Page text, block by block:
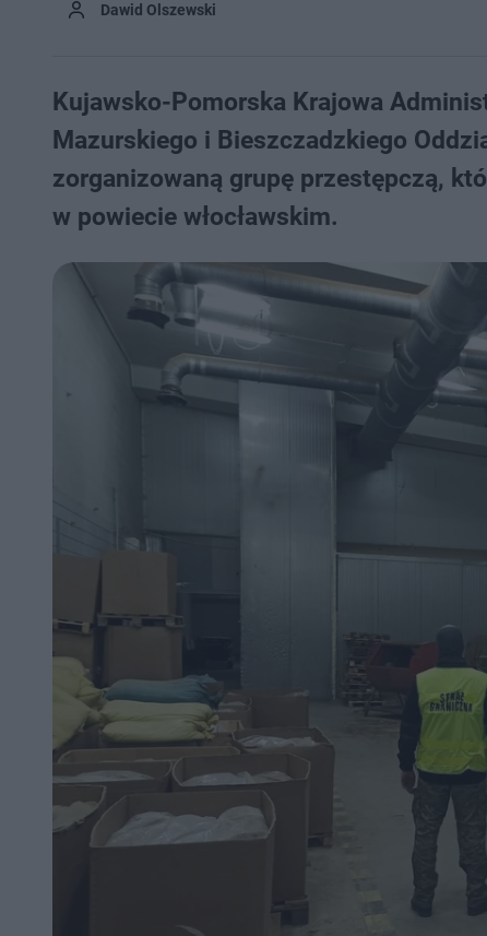
Dawid Olszewski
Kujawsko-Pomorska Krajowa
Mazurskiego i Bieszczadzkiego
zorganizowaną grupę przestępczą,
w powiecie włocławskim.